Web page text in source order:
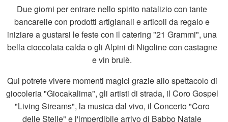
Due giorni per entrare nello spirito natalizio con tante
bancarelle con prodotti artigianali e articoli da regalo e
iniziare a gustarsi le feste con il catering "21 Grammi", una
bella cioccolata calda o gli Alpini di Nigoline con castagne
e vin brulè.
Qui potrete vivere momenti magici grazie allo spettacolo di
giocoleria "Giocakalima", gli artisti di strada, il Coro Gospel
"Living Streams", la musica dal vivo, il Concerto "Coro
delle Stelle" e l'imperdibile arrivo di Babbo Natale